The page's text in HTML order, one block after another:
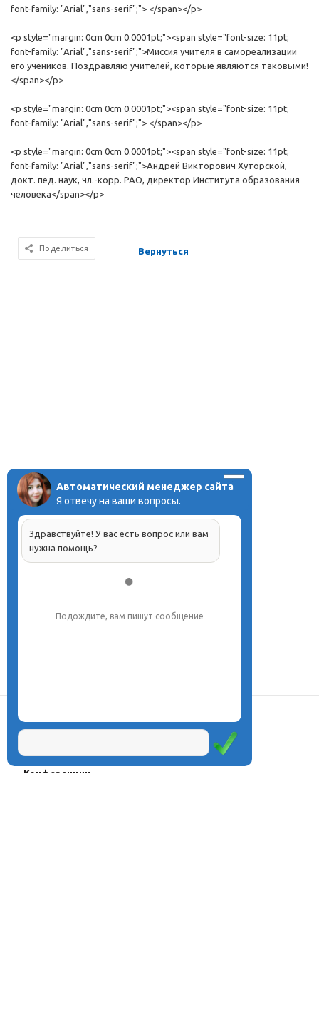
font-family: "Arial","sans-serif";"> </span></p>
<p style="margin: 0cm 0cm 0.0001pt;"><span style="font-size: 11pt;
font-family: "Arial","sans-serif";">Миссия учителя в самореализации
его учеников. Поздравляю учителей, которые являются таковыми!
</span></p>
<p style="margin: 0cm 0cm 0.0001pt;"><span style="font-size: 11pt;
font-family: "Arial","sans-serif";"> </span></p>
<p style="margin: 0cm 0cm 0.0001pt;"><span style="font-size: 11pt;
font-family: "Arial","sans-serif";">Андрей Викторович Хуторской,
докт. пед. наук, чл.-корр. РАО, директор Института образования
человека</span></p>
Поделиться Вернуться
Проекты
Олимпиады
Конферeнции
Автоматический менеджер сайта
Я отвечу на ваши вопросы.
Здравствуйте! У вас есть вопрос или вам
нужна помощь?
Подождите, вам пишут сообщение